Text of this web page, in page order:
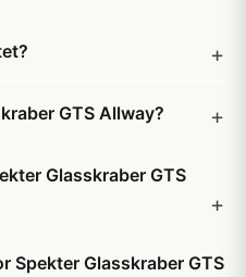
GTS Allway?
Glasskraber GTS
Spekter Glasskraber GTS